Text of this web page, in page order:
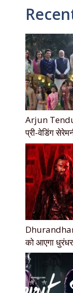
Arjun
प्री-वेडिंग
Dhurandhar
को आएगा